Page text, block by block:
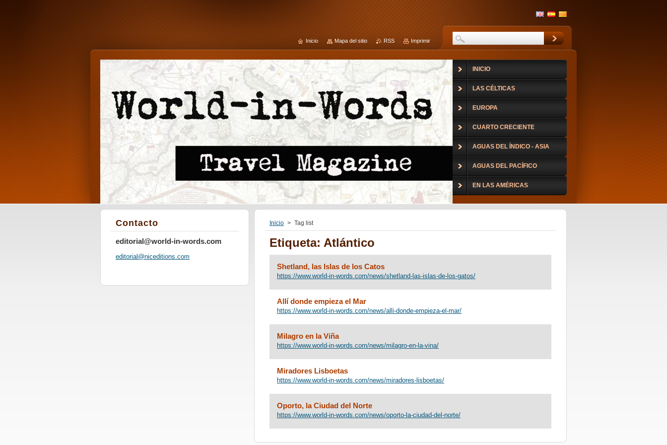
Inicio > Tag list
Etiqueta: Atlántico
Shetland, las Islas de los Catos
https://www.world-in-words.com/news/shetland-las-islas-de-los-gatos/
Allí donde empieza el Mar
https://www.world-in-words.com/news/alli-donde-empieza-el-mar/
Milagro en la Viña
https://www.world-in-words.com/news/milagro-en-la-vina/
Miradores Lisboetas
https://www.world-in-words.com/news/miradores-lisboetas/
Oporto, la Ciudad del Norte
https://www.world-in-words.com/news/oporto-la-ciudad-del-norte/
Contacto
editorial@world-in-words.com
editorial@niceditions.com
INICIO
LAS CÉLTICAS
EUROPA
CUARTO CRECIENTE
AGUAS DEL ÍNDICO - ASIA
AGUAS DEL PACÍFICO
EN LAS AMÉRICAS
Inicio Mapa del sitio RSS Imprimir